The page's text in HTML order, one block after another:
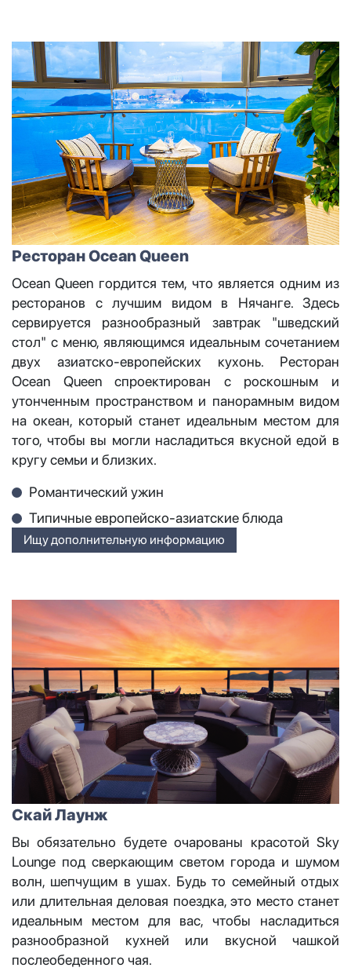
Ресторан Ocean Queen
Ocean Queen гордится тем, что является одним из
ресторанов с лучшим видом в Нячанге. Здесь
сервируется разнообразный завтрак "шведский
стол" с меню, являющимся идеальным сочетанием
двух азиатско-европейских кухонь. Ресторан
Ocean Queen спроектирован с роскошным и
утонченным пространством и панорамным видом
на океан, который станет идеальным местом для
того, чтобы вы могли насладиться вкусной едой в
кругу семьи и близких.
Романтический ужин
Типичные европейско-азиатские блюда
Ищу дополнительную информацию
Скай Лаунж
Вы обязательно будете очарованы красотой Sky
Lounge под сверкающим светом города и шумом
волн, шепчущим в ушах. Будь то семейный отдых
или длительная деловая поездка, это место станет
идеальным местом для вас, чтобы насладиться
разнообразной кухней или вкусной чашкой
послеобеденного чая.